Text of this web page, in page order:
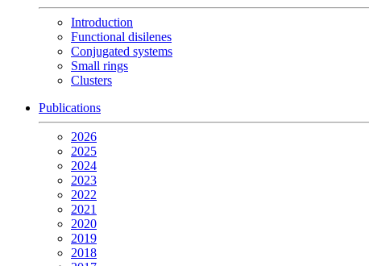
Introduction
Functional disilenes
Conjugated systems
Small rings
Clusters
Publications
2026
2025
2024
2023
2022
2021
2020
2019
2018